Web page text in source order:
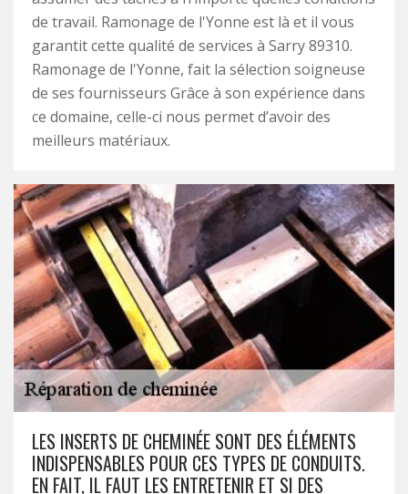
de travail. Ramonage de l'Yonne est là et il vous
garantit cette qualité de services à Sarry 89310.
Ramonage de l'Yonne, fait la sélection soigneuse
de ses fournisseurs Grâce à son expérience dans
ce domaine, celle-ci nous permet d’avoir des
meilleurs matériaux.
LES INSERTS DE CHEMINÉE SONT DES ÉLÉMENTS
INDISPENSABLES POUR CES TYPES DE CONDUITS.
EN FAIT, IL FAUT LES ENTRETENIR ET SI DES